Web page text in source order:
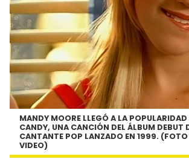
MANDY MOORE LLEGÓ A LA
CANDY, UNA CANCIÓN DEL ÁLBUM DEBUT
CANTANTE POP LANZADO EN 1999.
VIDEO)